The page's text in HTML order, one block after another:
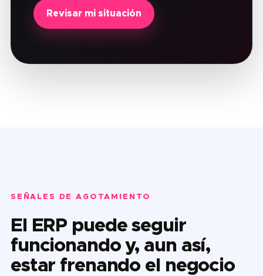
Revisar mi situación
SEÑALES DE AGOTAMIENTO
El ERP puede seguir
funcionando y, aun así,
estar frenando el negocio